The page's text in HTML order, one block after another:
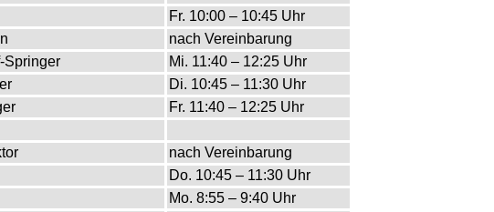
Fr. 10:00 – 10:45 Uhr
nach Vereinbarung
Springer
Mi. 11:40 – 12:25 Uhr
Di. 10:45 – 11:30 Uhr
Fr. 11:40 – 12:25 Uhr
nach Vereinbarung
Do. 10:45 – 11:30 Uhr
Mo. 8:55 – 9:40 Uhr